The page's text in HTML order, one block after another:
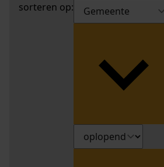
sorteren op: